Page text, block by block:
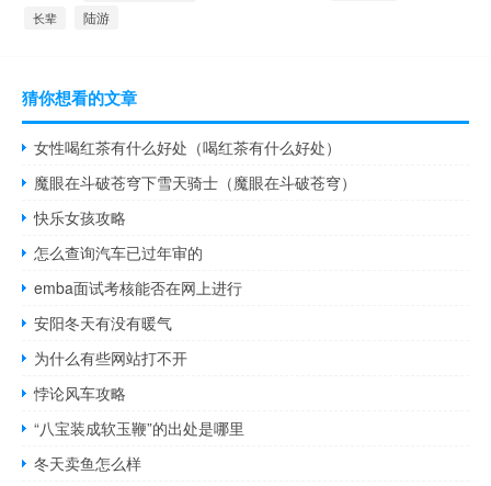
长辈 陆游
猜你想看的文章
女性喝红茶有什么好处（喝红茶有什么好处）
魔眼在斗破苍穹下雪天骑士（魔眼在斗破苍穹）
快乐女孩攻略
怎么查询汽车已过年审的
emba面试考核能否在网上进行
安阳冬天有没有暖气
为什么有些网站打不开
悖论风车攻略
“八宝装成软玉鞭”的出处是哪里
冬天卖鱼怎么样